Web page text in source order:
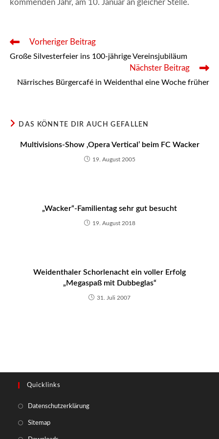
kommenden Jahr, am 10. Januar an gleicher Stelle.
Weitere
ansehen
Vorheriger Beitrag
Große Silvesterfeier ins 100-jährige Vereinsjubiläum
Nächster Beitrag
Närrisches Bürgercafé in Weidenthal eine Woche früher
DAS KÖNNTE DIR AUCH GEFALLEN
Multivisions-Show ‚Opera Vertical’ beim FC Wacker
19. August 2005
„Wacker“-Familientag sehr gut besucht
19. August 2018
Weidenthaler Schorlenacht ein voller Erfolg
„Megaspaß mit Dubbeglas“
31. Juli 2007
Quicklinks
DatenschutzerklärungOpens
SitemapOpens